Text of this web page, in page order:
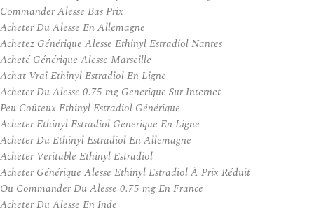
Commander Alesse Bas Prix
Acheter Du Alesse En Allemagne
Achetez Générique Alesse Ethinyl Estradiol Nantes
Acheté Générique Alesse Marseille
Achat Vrai Ethinyl Estradiol En Ligne
Acheter Du Alesse 0.75 mg Generique Sur Internet
Peu Coûteux Ethinyl Estradiol Générique
Acheter Ethinyl Estradiol Generique En Ligne
Acheter Du Ethinyl Estradiol En Allemagne
Acheter Veritable Ethinyl Estradiol
Acheter Générique Alesse Ethinyl Estradiol À Prix Réduit
Ou Commander Du Alesse 0.75 mg En France
Acheter Du Alesse En Inde